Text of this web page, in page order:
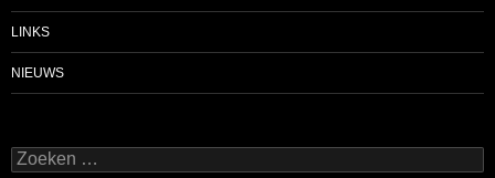
LINKS
NIEUWS
Zoeken